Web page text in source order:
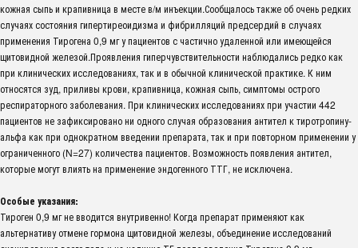
кожная сыпь и крапивница в месте в/м инъекции.Сообщалось также об очень редких
случаях состояния гипертиреоидизма и фибрилляций предсердий в случаях
применения Тирогена 0,9 мг у пациентов с частично удаленной или имеющейся
щитовидной железой.Проявления гиперчувствительности наблюдались редко как
при клинических исследованиях, так и в обычной клинической практике. К ним
относятся зуд, приливы крови, крапивница, кожная сыпь, симптомы острого
респираторного заболевания. При клинических исследованиях при участии 442
пациентов не зафиксировано ни одного случая образования антител к тиротропину-
альфа как при однократном введении препарата, так и при повторном применении у
ограниченного (N=27) количества пациентов. Возможность появления антител,
которые могут влиять на применение эндогенного ТТГ, не исключена.
Особые указания:
Тироген 0,9 мг не вводится внутривенно! Когда препарат применяют как
альтернативу отмене гормона щитовидной железы, объединение исследований